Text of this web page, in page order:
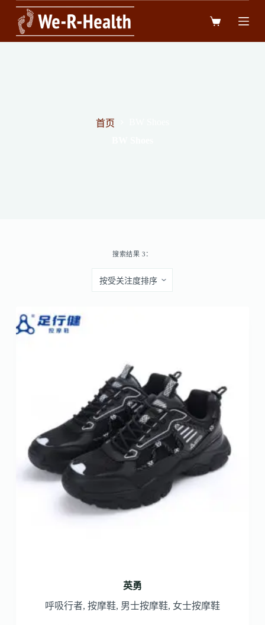
过
内
首页
搜索结果 3：
英勇
呼吸行者, 按摩鞋, 男士按摩鞋, 女士按摩鞋